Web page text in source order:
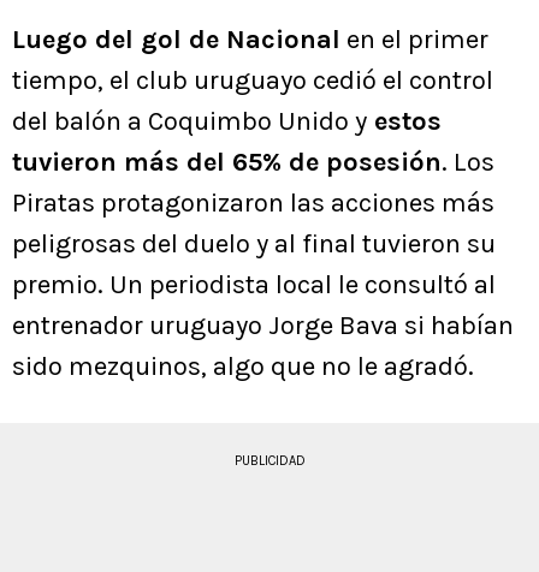
Luego del gol de Nacional en el primer
tiempo, el club uruguayo cedió el control
del balón a Coquimbo Unido y estos
tuvieron más del 65% de posesión. Los
Piratas protagonizaron las acciones más
peligrosas del duelo y al final tuvieron su
premio. Un periodista local le consultó al
entrenador uruguayo Jorge Bava si habían
sido mezquinos, algo que no le agradó.
PUBLICIDAD